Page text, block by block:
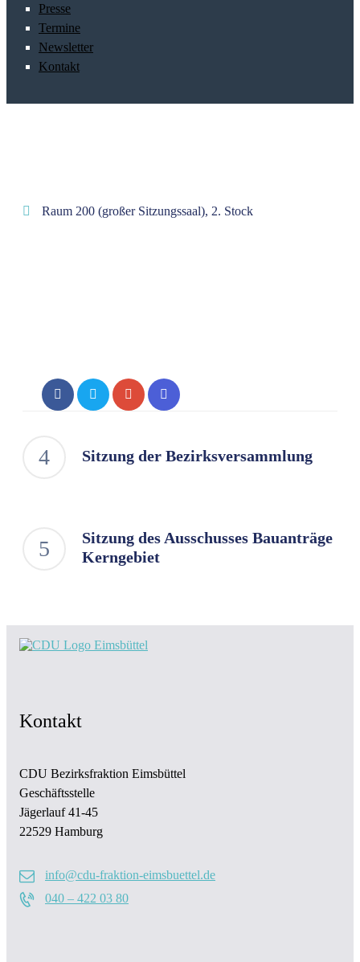
Presse
Termine
Newsletter
Kontakt
Raum 200 (großer Sitzungssaal), 2. Stock
Sitzung der Bezirksversammlung
Sitzung des Ausschusses Bauanträge
Kerngebiet
Kontakt
CDU Bezirksfraktion Eimsbüttel
Geschäftsstelle
Jägerlauf 41-45
22529 Hamburg
info@cdu-fraktion-eimsbuettel.de
040 – 422 03 80